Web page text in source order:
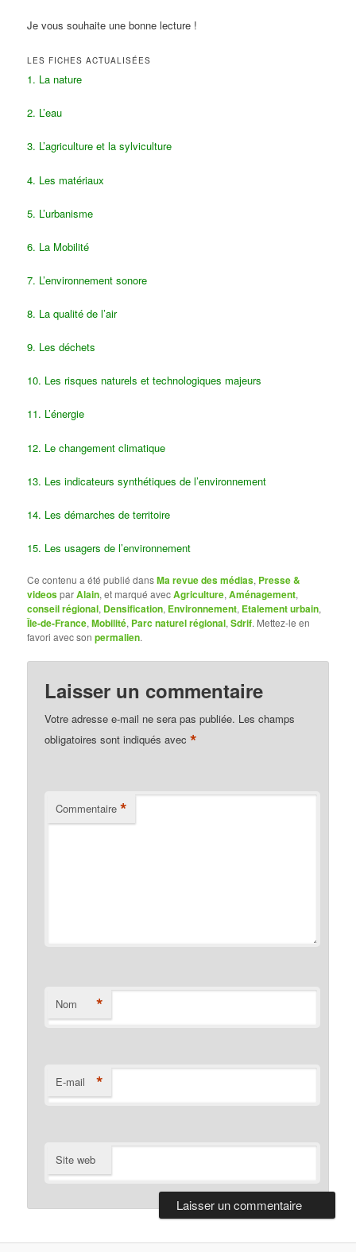
Je vous souhaite une bonne lecture !
LES FICHES ACTUALISÉES
1. La nature
2. L’eau
3. L’agriculture et la sylviculture
4. Les matériaux
5. L’urbanisme
6. La Mobilité
7. L’environnement sonore
8. La qualité de l’air
9. Les déchets
10. Les risques naturels et technologiques majeurs
11. L’énergie
12. Le changement climatique
13. Les indicateurs synthétiques de l’environnement
14. Les démarches de territoire
15. Les usagers de l’environnement
Ce contenu a été publié dansMa revue des médias, Presse &
videosparAlain, et marqué avecAgriculture,Aménagement,
conseil régional, Densification, Environnement, Etalement urbain,
Île-de-France,Mobilité, Parc naturel régional,Sdrif. Mettez-le en
favori avec sonpermalien.
Laisser un commentaire
Votre adresse e-mail ne sera pas publiée. Les champs
obligatoires sont indiqués avec*
Commentaire *
Nom *
E-mail *
Site web